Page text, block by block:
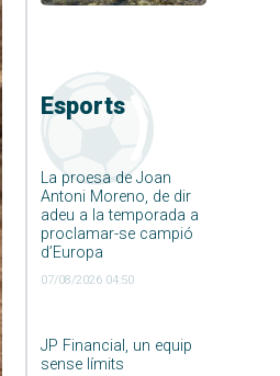
Esports
La proesa de Joan
Antoni Moreno, de dir
adeu a la temporada a
proclamar-se campió
d’Europa
07/08/2026 04:50
JP Financial, un equip
sense límits